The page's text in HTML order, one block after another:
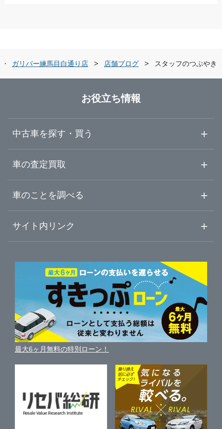
ガリバー世田谷成城店
ガリバー練馬目白通り店
ガリバー練馬出張査定センター
ガリバー環七加平店
ガリバー環七西新井店
ガリバー蔵前橋通り新小岩店
ガリバー葛飾出張査定センター
ガリバー八王子みなみ野店
ガリバー三鷹店
葛飾区
江戸川区
八王子市
三鷹市
東大和市
あきる野市
西東京市
千葉県
東京都
神奈川県
ガリバー練馬目白通り店 店舗ブログ スタッフのつぶやき
お役立ち情報
中古車を探す・買う
中古車情報・中古車検索
初めての中古車購入ガイド
中古車人気ランキング
自動車ローンを調べる
ガリバーの自動車ローン
車買い替えの基礎知識
近くのお店で車を探す
車の査定買取
車査定・車買取ならガリバー
ガリバーの査定が選ばれる理由
車を売る時よくある質問
便利な査定サービス
中古車買取相場（毎月更新）
車の個人売買ガイド
車のことを調べる
車初心者まとめ
新車・中古車カタログ
車の燃費を調べる
車種別クチコミ
車比較サイト
サイト内リンク
サイトマップ
サイトの使用条件
利用規約
保険代理店業務に関する基本方針
古物営業法に基づく表示
最大6ヶ月無料の特別ローン！